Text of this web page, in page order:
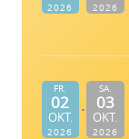
2026 2026
FR.
02
OKT.
2026
SA.
03
OKT.
2026